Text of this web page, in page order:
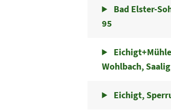
Bad Elster-
95
Wohlbach,
Eichigt,